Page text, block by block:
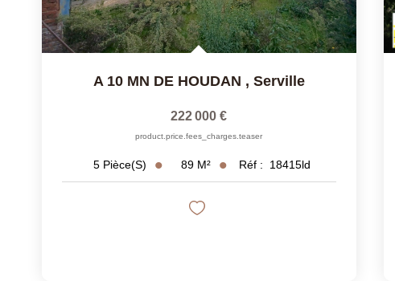
A 10 MN DE HOUDAN , Serville
222 000 €
product.price.fees_charges.teaser
5 Pièce(s) 89 M² Réf : 18415ld